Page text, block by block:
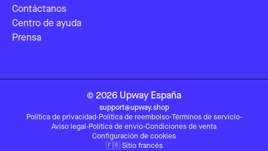
Contáctanos
Centro de ayuda
Prensa
© 2026 Upway España
support@upway.shop
Política de privacidad-Política de reembolso-Términos de servicio-
Aviso legal -Política de envío-Condiciones de venta
Configuración de cookies
🇫🇷 Sitio francés